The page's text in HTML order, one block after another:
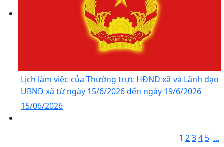
Lịch làm việc của Thường trực HĐND xã và Lãnh đạo
UBND xã từ ngày 15/6/2026 đến ngày 19/6/2026
15/06/2026
1 234 5 ...